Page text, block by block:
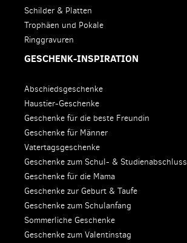
Schilder & Platten
Trophäen und Pokale
Ringgravuren
GESCHENK-INSPIRATION
Abschiedsgeschenke
Haustier-Geschenke
Geschenke für die beste Freundin
Geschenke für Männer
Vatertagsgeschenke
Geschenke zum Schul- & Studienabschluss
Geschenke für die Mama
Geschenke zur Geburt & Taufe
Geschenke zum Schulanfang
Sommerliche Geschenke
Geschenke zum Valentinstag